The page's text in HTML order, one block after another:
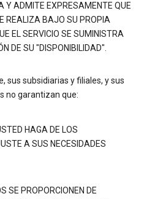
Y ADMITE EXPRESAMENTE QUE
REALIZA BAJO SU PROPIA
EL SERVICIO SE SUMINISTRA
DE SU "DISPONIBILIDAD".
sus subsidiarias y filiales, y sus
no garantizan que:
HAGA DE LOS
A SUS NECESIDADES
SE PROPORCIONEN DE